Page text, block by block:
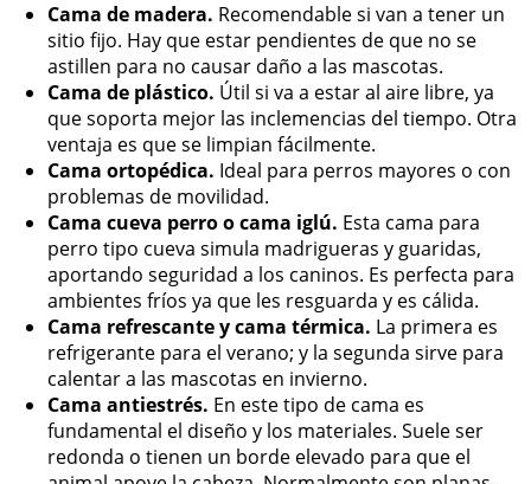
Cama de madera. Recomendable si van a tener un
sitio fijo. Hay que estar pendientes de que no se
astillen para no causar daño a las mascotas.
Cama de plástico. Útil si va a estar al aire libre, ya
que soporta mejor las inclemencias del tiempo. Otra
ventaja es que se limpian fácilmente.
Cama ortopédica. Ideal para perros mayores o con
problemas de movilidad.
Cama cueva perro o cama iglú. Esta cama para
perro tipo cueva simula madrigueras y guaridas,
aportando seguridad a los caninos. Es perfecta para
ambientes fríos ya que les resguarda y es cálida.
Cama refrescante y cama térmica. La primera es
refrigerante para el verano; y la segunda sirve para
calentar a las mascotas en invierno.
Cama antiestrés. En este tipo de cama es
fundamental el diseño y los materiales. Suele ser
redonda o tienen un borde elevado para que el